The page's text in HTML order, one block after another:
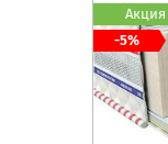
Акция
-5%